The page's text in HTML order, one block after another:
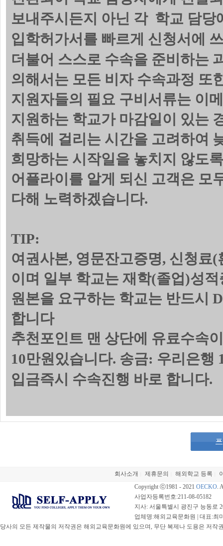
보내주시든지 아닌 각 학교 담당
입학허가서를 빠르게 신청서에
더불어 스스로 수속을 준비하는
의해서는 모든 비자 수속과정 또
지원자들의 필요 구비서류는 이
지원하는 학교가 마감일이 있는
취득에 걸리는 시간을 고려하여
희망하는 시작일을 놓치지 않도
어플라이를 알게 되신 고객은 모
다해 노력하겠습니다.
TIP:
여권사본, 영문잔고증명, 신청료(
이며 일부 학교는 재학(졸업)성
원본을 요구하는 학교는 반드시
합니다
추천포인트 맨 상단에 유료수속
10만원있습니다. 송금: 우리은행
입금즉시 수속진행 바로 합니다.
회사소개 제휴문의 해외학교 등록
Copyright ⓒ1981 - 2021 OECKO.
사업자등록번호:211-08-05182
지사: 서울특별시 광진구 능동로
업체명:해외교육문화원 | 대표:최
당사의 모든 제작물의 저작권은 해외교육문화원에 있으며, 무단 복제나 도용은 저